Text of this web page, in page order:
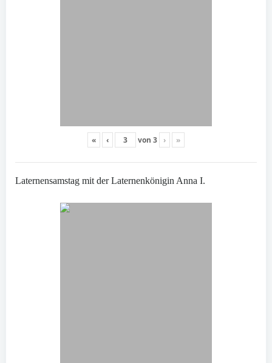
« ‹ von 3 › »
Laternensamstag mit der Laternenkönigin Anna I.